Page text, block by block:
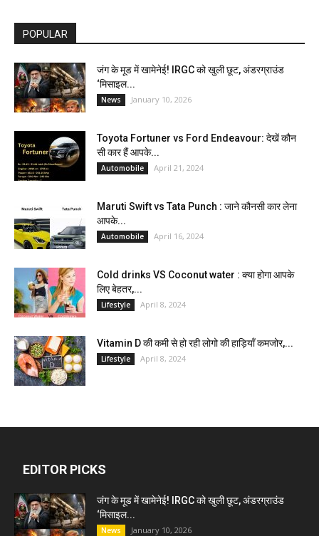
POPULAR
जंग के मूड में खामेनेई! IRGC को खुली छूट, अंडरग्राउंड
‘मिसाइल...
News January 10, 2026
Toyota Fortuner vs Ford Endeavour: देखें कौन
सी कार हैं आपके...
Automobile April 21, 2024
Maruti Swift vs Tata Punch : जाने कौनसी कार लेना
आपके...
Automobile April 16, 2024
Cold drinks VS Coconut water : क्या होगा आपके
लिए बेहतर,...
Lifestyle April 8, 2024
Vitamin D की कमी से हो रही लोगो की हाड़ियाँ कमजोर,...
Lifestyle April 8, 2024
EDITOR PICKS
जंग के मूड में खामेनेई! IRGC को खुली छूट, अंडरग्राउंड
‘मिसाइल...
News January 10, 2026